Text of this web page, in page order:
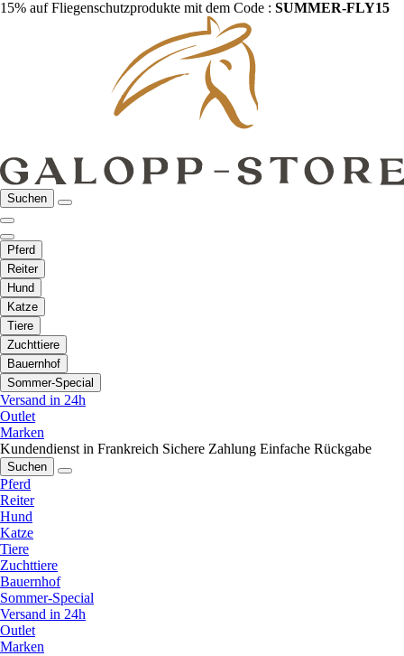
15% auf Fliegenschutzprodukte mit dem Code : SUMMER-FLY15
Suchen
Pferd
Reiter
Hund
Katze
Tiere
Zuchttiere
Bauernhof
Sommer-Special
Versand in 24h
Outlet
Marken
Kundendienst in Frankreich Sichere Zahlung Einfache Rückgabe
Suchen
Pferd
Reiter
Hund
Katze
Tiere
Zuchttiere
Bauernhof
Sommer-Special
Versand in 24h
Outlet
Marken